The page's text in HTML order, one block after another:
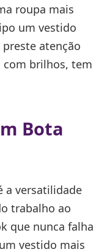
roupa mais
um vestido
atenção
com brilhos, tem
Bota
a versatilidade
trabalho ao
que nunca falha
vestido mais